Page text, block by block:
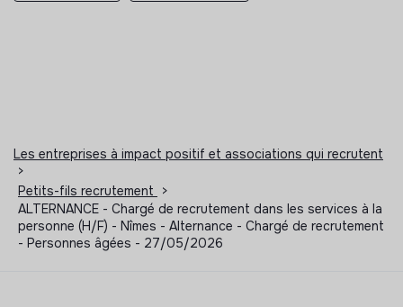
Les entreprises à impact positif et associations qui recrutent
>
Petits-fils recrutement
>
ALTERNANCE - Chargé de recrutement dans les services à la
personne (H/F) - Nîmes - Alternance - Chargé de recrutement
- Personnes âgées - 27/05/2026